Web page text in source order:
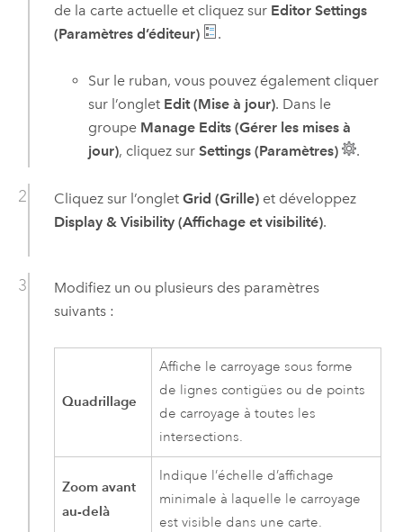
de la carte actuelle et cliquez sur Editor Settings
(Paramètres d’éditeur)
.
Sur le ruban, vous pouvez également cliquer
sur l’onglet Edit (Mise à jour). Dans le
groupe Manage Edits (Gérer les mises à
jour), cliquez surSettings (Paramètres) .
Cliquez sur l’onglet Grid (Grille)et développez
Display & Visibility (Affichage et visibilité).
Modifiez un ou plusieurs des paramètres
suivants :
Quadrillage
Affiche le carroyage sous forme
de lignes contigües ou de points
de carroyage à toutes les
intersections.
Zoom avant
au-delà
Indique l’échelle d’affichage
minimale à laquelle le carroyage
est visible dans une carte.